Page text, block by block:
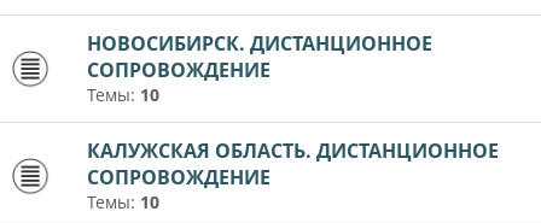
НОВОСИБИРСК. ДИСТАНЦИОННОЕ
СОПРОВОЖДЕНИЕ
Темы: 10
КАЛУЖСКАЯ ОБЛАСТЬ. ДИСТАНЦИОННОЕ
СОПРОВОЖДЕНИЕ
Темы: 10